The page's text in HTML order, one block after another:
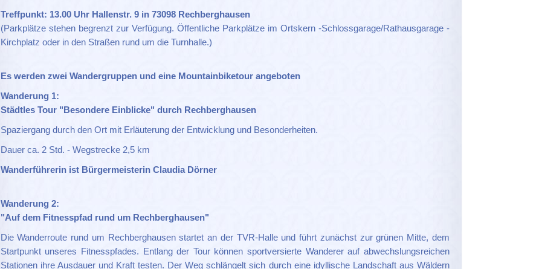
Treffpunkt: 13.00 Uhr Hallenstr. 9 in 73098 Rechberghausen
(Parkplätze stehen begrenzt zur Verfügung. Öffentliche Parkplätze im Ortskern -Schlossgarage/Rathausgarage -
Kirchplatz oder in den Straßen rund um die Turnhalle.)
Es werden zwei Wandergruppen und eine Mountainbiketour angeboten
Wanderung 1:
Städtles Tour "Besondere Einblicke" durch Rechberghausen
Spaziergang durch den Ort mit Erläuterung der Entwicklung und Besonderheiten.
Dauer ca. 2 Std. - Wegstrecke 2,5 km
Wanderführerin ist Bürgermeisterin Claudia Dörner
Wanderung 2:
"Auf dem Fitnesspfad rund um Rechberghausen"
Die Wanderroute rund um Rechberghausen startet an der TVR-Halle und führt zunächst zur grünen Mitte, dem
Startpunkt unseres Fitnesspfades. Entlang der Tour können sportversierte Wanderer auf abwechslungsreichen
Stationen ihre Ausdauer und Kraft testen. Der Weg schlängelt sich durch eine idyllische Landschaft aus Wäldern